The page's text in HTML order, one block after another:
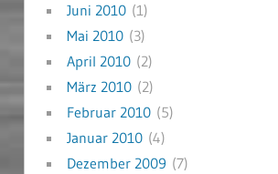
Juni 2010(1)
Mai 2010(3)
April 2010(2)
März 2010(2)
Februar 2010(5)
Januar 2010(4)
Dezember 2009 (7)